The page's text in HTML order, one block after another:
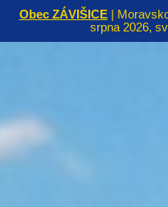
Obec ZÁVIŠICE|
srpna 2026,